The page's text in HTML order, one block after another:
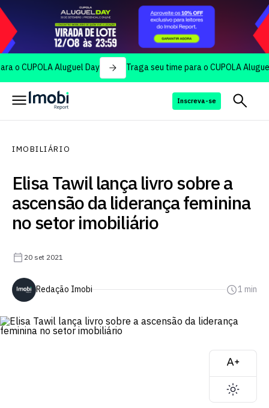
Aluguel Day Traga seu time para o CUPOLA Aluguel Day
Inscreva-se
IMOBILIÁRIO
Elisa Tawil lança livro sobre a
ascensão da liderança feminina
no setor imobiliário
20 set 2021
Redação Imobi 1 min